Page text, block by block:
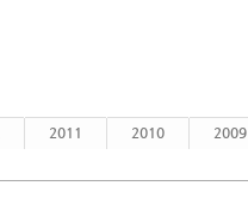
2011 2010 2009